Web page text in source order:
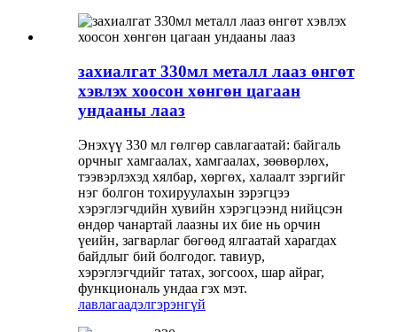
захиалгат 330мл металл лааз өнгөт
хэвлэх хоосон хөнгөн цагаан
ундааны лааз
Энэхүү 330 мл гөлгөр савлагаатай: байгаль
орчныг хамгаалах, хамгаалах, зөөвөрлөх,
тээвэрлэхэд хялбар, хөргөх, халаалт зэргийг
нэг болгон тохируулахын зэрэгцээ
хэрэглэгчдийн хувийн хэрэгцээнд нийцсэн
өндөр чанартай лаазны их бие нь орчин
үеийн, загварлаг бөгөөд ялгаатай харагдах
байдлыг бий болгодог. тавиур,
хэрэглэгчдийг татах, зогсоох, шар айраг,
функциональ ундаа гэх мэт.
лавлагаадэлгэрэнгүй